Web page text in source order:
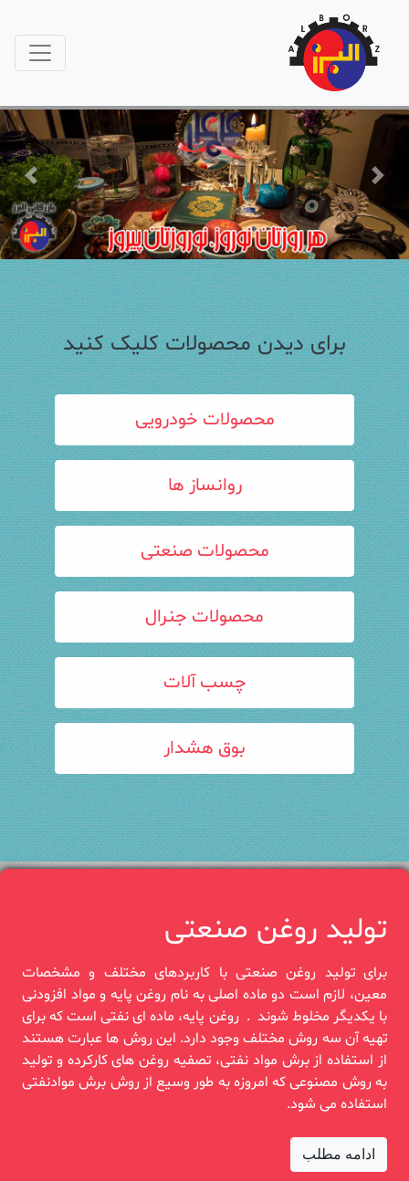
Previous Next
برای دیدن محصولات کلیک کنید
محصولات خودرویی
روانساز ها
محصولات صنعتی
محصولات جنرال
چسب آلات
بوق هشدار
تولید روغن صنعتی
برای تولید روغن صنعتی با کاربردهای مختلف و مشخصات
معین، لازم است دو‎ ‎ماده اصلی به نام روغن پایه و ‏مواد افزودنی
با یکدیگر مخلوط شوند‎. ‎ روغن‎ ‎پایه، ماده ای نفتی است که برای
تهیه آن سه روش مختلف وجود دارد. این روش‎ ‎ها عبارت هستند
از ‏استفاده از برش مواد نفتی، تصفیه روغن های کارکرده و‎ ‎تولید
به روش مصنوعی که امروزه به طور وسیع از ‏روش برش موادنفتی
استفاده‏‎ ‎می شود.
ادامه مطلب